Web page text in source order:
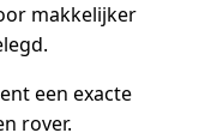
makkelijker
een exacte
rover.